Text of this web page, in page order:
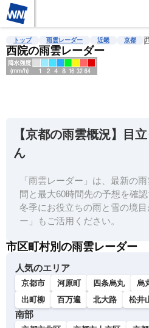
雨雲レーダー 台風情報 地震情報
トップ 雨雲レーダー 近畿 京都
西院の雨雲レーダー
【京都の雨雲概況】目
ん
「雨雲レーダー」は、最新の
間と最大60時間先の予想を確認
冬季にお役立ちの雨と雪の境
ー」もご活用ください。
市区町村別の雨雲レーダー
人気のエリア
京都市 河原町 四条烏丸 烏
出町柳
百万遍 北大路 松井
南部